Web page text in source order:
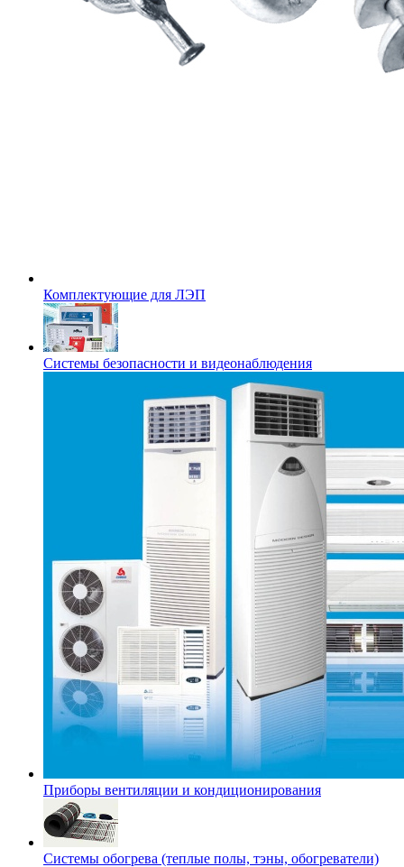
Комплектующие для ЛЭП
Системы безопасности и видеонаблюдения
Приборы вентиляции и кондиционирования
Системы обогрева (теплые полы, тэны, обогреватели)